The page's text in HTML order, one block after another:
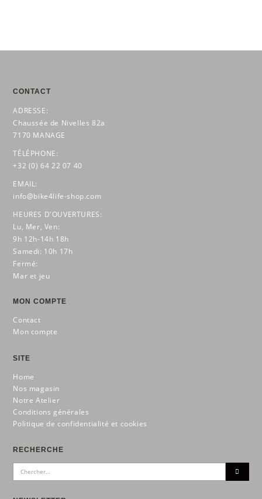
CONTACT
ADRESSE:
Chaussée de Nivelles 82a
7170 MANAGE
TÉLÉPHONE:
+32 (0) 64 22 07 40
EMAIL:
info@bike4life-shop.com
HEURES D'OUVERTURES:
Lu, Mer, Ven:
9h 12h-14h 18h
Samedi: 10h 17h
Fermé:
Mar et jeu
MON COMPTE
Contact
Mon compte
SITE
Home
Nos magasin
Notre Atelier
Conditions générales
Politique de confidentialité et cookies
RECHERCHE